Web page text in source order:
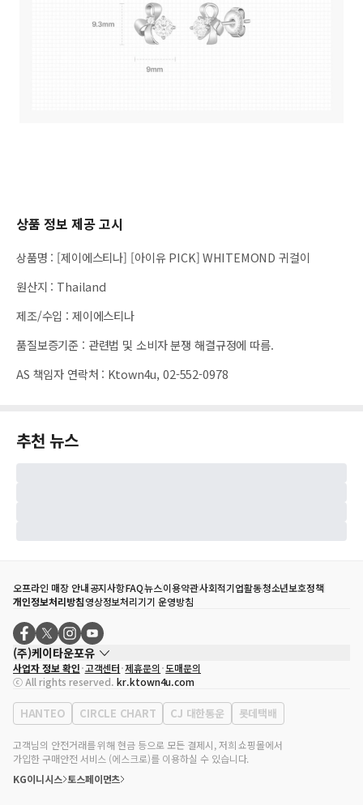
상품 정보 제공 고시
상품명 : [제이에스티나] [아이유 PICK] WHITEMOND 귀걸이
원산지 : Thailand
제조/수입 : 제이에스티나
품질보증기준 : 관련법 및 소비자 분쟁 해결규정에 따름.
AS 책임자 연락처 : Ktown4u, 02-552-0978
추천 뉴스
오프라인 매장 안내공지사항FAQ뉴스이용약관사회적기업활동청소년보호정책
개인정보처리방침영상정보처리기기 운영방침
(주)케이타운포유
대표자
송효민
사업자등록번호
120-87-71116
통신판매업 신고번호 제2011-서울강남-02223
대표전화
02-552-9855
사업자 정보 확인 고객센터 제휴문의 도매문의
ⓒ All rights reserved. kr.ktown4u.com
HANTEO CIRCLE CHART CJ 대한통운 롯데택배
고객님의 안전거래를 위해 현금 등으로 모든 결제시, 저희 쇼핑몰에서
가입한 구매안전 서비스 (에스크로)를 이용하실 수 있습니다.
KG이니시스 토스페이먼츠